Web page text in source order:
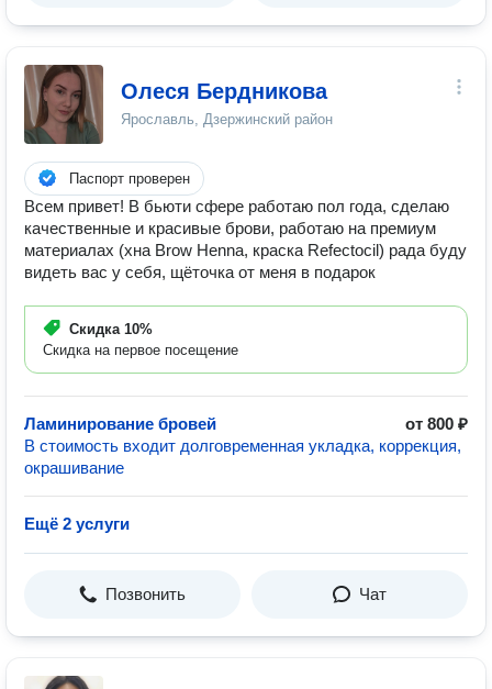
Олеся Бердникова
Ярославль, Дзержинский район
Паспорт проверен
Всем привет! В бьюти сфере работаю пол года, сделаю
качественные и красивые брови, работаю на премиум
материалах (хна Brow Henna, краска Refectocil) рада буду
видеть вас у себя, щёточка от меня в подарок
Скидка 10%
Скидка на первое посещение
Ламинирование бровей
от 800 ₽
В стоимость входит долговременная укладка, коррекция,
окрашивание
Ещё 2 услуги
Позвонить Чат